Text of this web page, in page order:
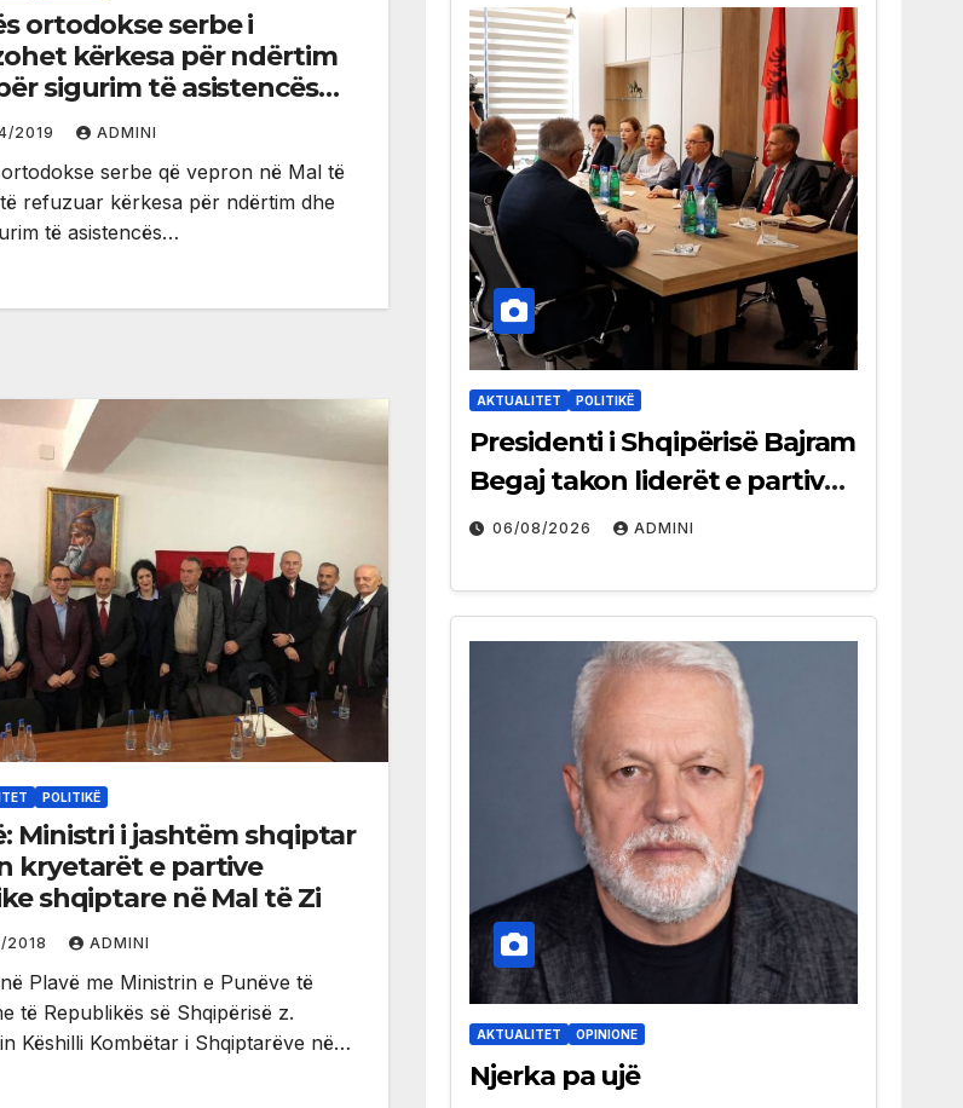
ortodokse serbe i
kërkesa për ndërtim
sigurim të asistencës
në fshatin Martinaj
2019 ADMINI
serbe që vepron në Mal të
refuzuar kërkesa për ndërtim dhe
të asistencës…
POLITIKË
Ministri i jashtëm shqiptar
kryetarët e partive
shqiptare në Mal të Zi
2018 ADMINI
Plavë me Ministrin e Punëve të
të Republikës së Shqipërisë z.
Këshilli Kombëtar i Shqiptarëve në…
AKTUALITET POLITIKË
Presidenti i Shqipërisë Bajram
Begaj takon liderët e partive
shqiptare në Ulqin
06/08/2026 ADMINI
AKTUALITET OPINIONE
Njerka pa ujë